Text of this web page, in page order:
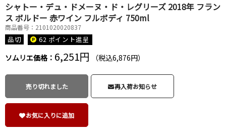
シャトー・デュ・ドメーヌ・ド・レグリーズ 2018年 フラン
ス ボルドー 赤ワイン フルボディ 750ml
商品番号：2101020020837
品切 62 ポイント進呈
ソムリエ価格： 6,251円 （税込6,876円）
売り切れました 再入荷お知らせ
お気に入りに追加